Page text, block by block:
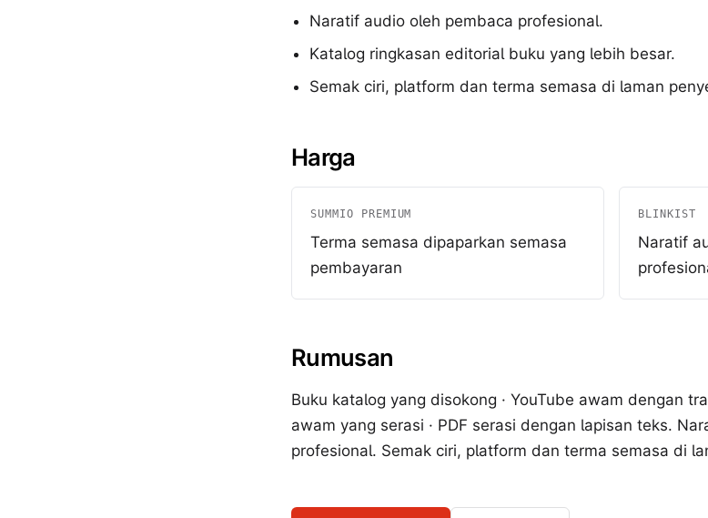
Naratif audio oleh pembaca profesional.
Katalog ringkasan editorial buku yang lebih besar.
Semak ciri, platform dan terma semasa di laman
Harga
SUMMIO PREMIUM
Terma semasa dipaparkan semasa
pembayaran
BLINKIST
Naratif
Rumusan
Buku katalog yang disokong · YouTube awam dengan
awam yang serasi · PDF serasi dengan lapisan teks.
profesional. Semak ciri, platform dan terma semasa di